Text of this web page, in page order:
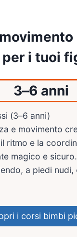
i tuoi
3–6 anni
(3–6 anni)
e movimento
ritmo e la
magico e
a piedi nudi,
i corsi bimbi